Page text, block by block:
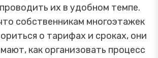
их в удобном темпе.
собственникам многоэтажек
о тарифах и сроках, они
как организовать процесс